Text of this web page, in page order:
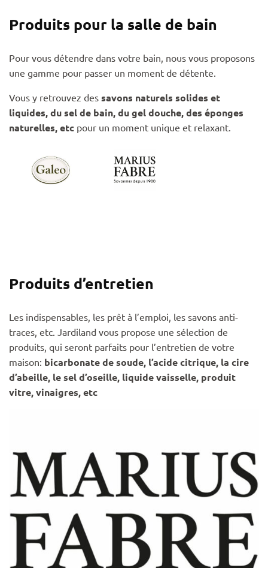
Produits pour la salle de bain
Pour vous détendre dans votre bain, nous vous proposons
une gamme pour passer un moment de détente.
Vous y retrouvez des savons naturels solides et
liquides, du sel de bain, du gel douche, des éponges
naturelles, etc pour un moment unique et relaxant.
Produits d’entretien
Les indispensables, les prêt à l’emploi, les savons anti-
traces, etc. Jardiland vous propose une sélection de
produits, qui seront parfaits pour l’entretien de votre
maison: bicarbonate de soude, l’acide citrique, la cire
d’abeille, le sel d’oseille, liquide vaisselle, produit
vitre, vinaigres, etc